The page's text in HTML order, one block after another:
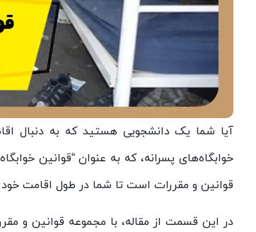
آیا شما یک دانشجویی هستید که به دنبال
خوابگاه‌های پسرانه، که به عنوان “قوانین
قوانین و مقررات است تا شما در طول اقامت
در این قسمت از مقاله، با مجموعه قوانین و